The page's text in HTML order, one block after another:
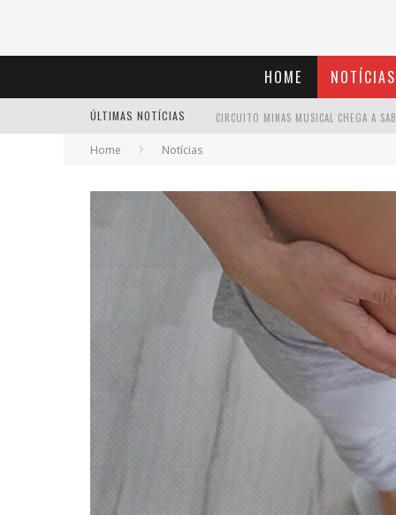
HOME NOTÍCIAS
ÚLTIMAS NOTÍCIAS
YAN TRAZ A TURNÊ NACIONAL DO
Home Notícias